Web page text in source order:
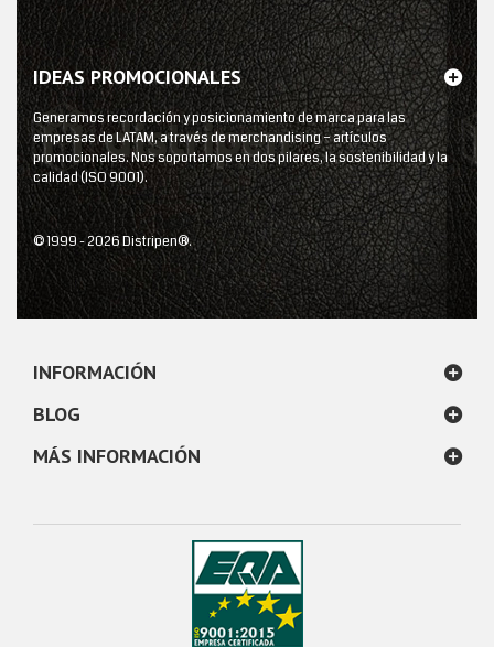
IDEAS PROMOCIONALES
Generamos recordación y posicionamiento de marca para las
empresas de LATAM, a través de merchandising – artículos
promocionales. Nos soportamos en dos pilares, la sostenibilidad y la
calidad (ISO 9001).
© 1999 - 2026 Distripen®.
INFORMACIÓN
BLOG
MÁS INFORMACIÓN